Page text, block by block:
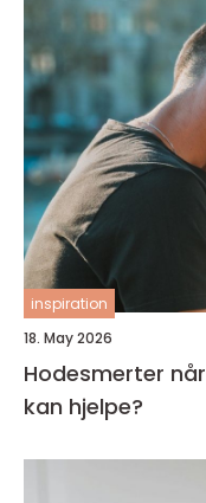
inspiration
18. May 2026
Hodesmerter når bør du bli bekymret, og hva
kan hjelpe?